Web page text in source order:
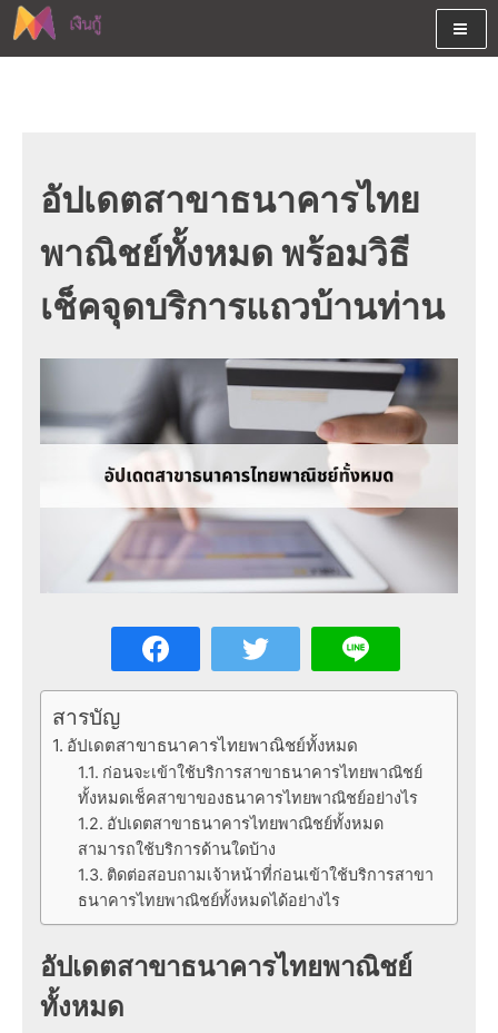
Skip
to
เงินสด และมีรีไฟแนนซ์ด้วย
อัปเดตสาขาธนาคารไทย
พาณิชย์ทั้งหมด พร้อมวิธี
เช็คจุดบริการแถวบ้านท่าน
สารบัญ
อัปเดตสาขาธนาคารไทยพาณิชย์ทั้งหมด
ก่อนจะเข้าใช้บริการสาขาธนาคารไทยพาณิชย์
ทั้งหมดเช็คสาขาของธนาคารไทยพาณิชย์อย่างไร
อัปเดตสาขาธนาคารไทยพาณิชย์ทั้งหมด
สามารถใช้บริการด้านใดบ้าง
ติดต่อสอบถามเจ้าหน้าที่ก่อนเข้าใช้บริการสาขา
ธนาคารไทยพาณิชย์ทั้งหมดได้อย่างไร
อัปเดตสาขาธนาคารไทยพาณิชย์
ทั้งหมด